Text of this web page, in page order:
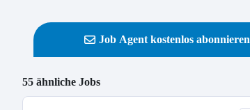
Job Agent kostenlos abonnieren
55 ähnliche Jobs